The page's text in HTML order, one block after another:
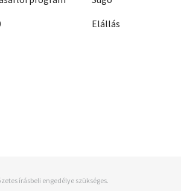
Elállás
írásbeli engedélye szükséges.